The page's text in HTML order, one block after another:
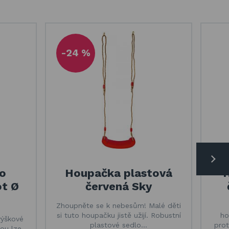
Ø
-24 %
Houpačka plastová
červená Sky
Zhoupněte se k nebesům! Malé děti
si tuto houpačku jistě užijí. Robustní
plastové sedlo…